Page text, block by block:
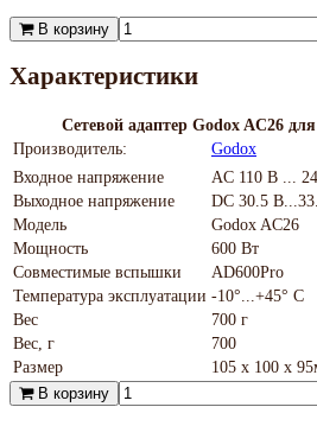
В корзину
Характеристики
Сетевой адаптер Godox AC26
Производитель:
Godox
Входное напряжение
AC 110 В ...
Выходное напряжение
DC 30.5
Модель
Godox AC26
Мощность
600 Вт
Совместимые вспышки
AD600Pro
Температура эксплуатации -10°...+45° С
Вес
700 г
Вес, г
700
Размер
105 х 100 х
В корзину